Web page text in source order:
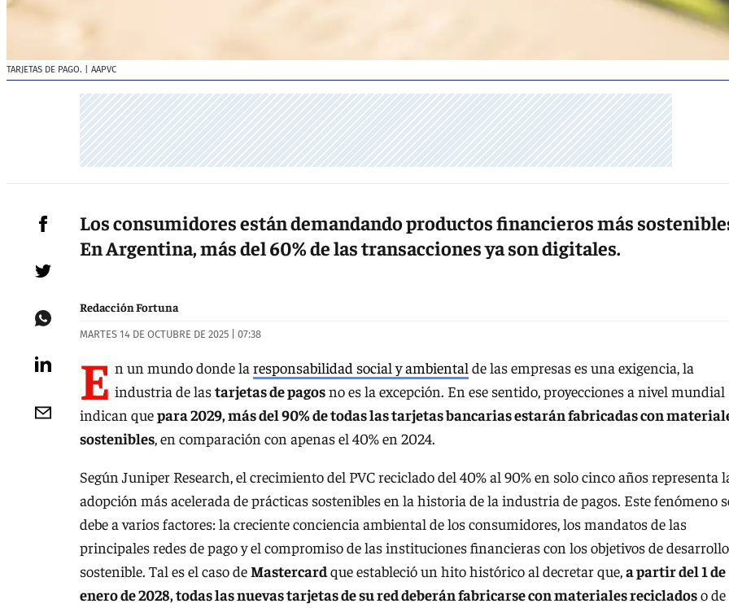
TARJETAS DE PAGO. | AAPVC
Los consumidores están demandando productos financieros más
En Argentina, más del 60% de las transacciones ya son digitales.
Redacción Fortuna
MARTES 14 DE OCTUBRE DE 2025 | 07:38
E n un mundo donde la responsabilidad social y ambiental de las empresas es una exigencia, la
industria de lastarjetas de pagosno es la excepción. En ese sentido, proyecciones a nivel mundial
indican quepara 2029, más del 90% de todas las tarjetas bancarias estarán fabricadas con
sostenibles, en comparación con apenas el 40% en 2024.
Según Juniper Research, el crecimiento del PVC reciclado del 40% al 90% en solo cinco años representa
adopción más acelerada de prácticas sostenibles en la historia de la industria de pagos. Este fenómeno
debe a varios factores: la creciente conciencia ambiental de los consumidores, los mandatos de las
principales redes de pago y el compromiso de las instituciones financieras con los objetivos de desarrollo
sostenible. Tal es el caso deMastercardque estableció un hito histórico al decretar que,a partir del 1 de
enero de 2028, todas las nuevas tarjetas de su red deberán fabricarse con materiales recicladoso de